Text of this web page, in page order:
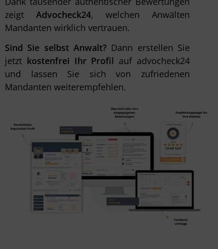
zeigt Advocheck24, welchen Anwälten
Mandanten wirklich vertrauen.
Sind Sie selbst Anwalt? Dann erstellen Sie
jetzt kostenfrei Ihr Profil auf advocheck24
und lassen Sie sich von zufriedenen
Mandanten weiterempfehlen.